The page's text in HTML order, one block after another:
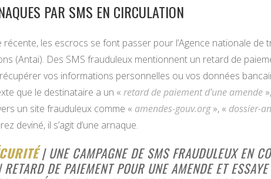
PAR SMS EN CIRCULATION
récente, les escrocs se font passer pour l’Agence nationale de
(Antai). Des SMS frauduleux mentionnent un retard de
vos informations personnelles ou vos données
que le destinataire a un « retard de paiement d’une amende
un site frauduleux comme « amendes-gouv.org», « dossier-
deviné, il s’agit d’une arnaque.
| UNE CAMPAGNE DE SMS FRAUDULEUX EN
DE PAIEMENT POUR UNE AMENDE ET